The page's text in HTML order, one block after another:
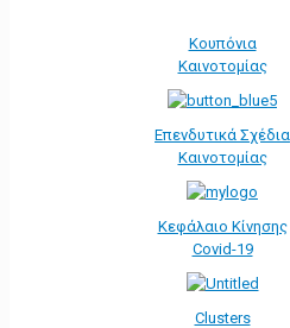
Κουπόνια
Καινοτομίας
Επενδυτικά Σχέδια
Καινοτομίας
Κεφάλαιο Κίνησης
Covid-19
Clusters